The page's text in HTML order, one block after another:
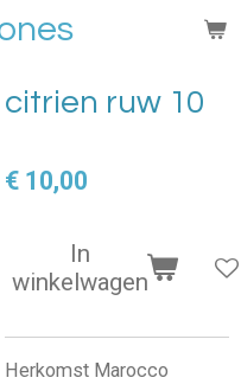
citrien ruw 10
€ 10,00
In
winkelwagen
Herkomst Marocco